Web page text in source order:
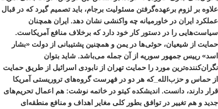
علاوه بر لزوم برعهده‌گرفتن مسئولیت برجام، باید تصمیم گیرد که در قبال
عملکرد ایران در خاورمیانه چه واکنشی نشان دهد. ایران همچنان
سیاست‌هایی را در دستور کار خود دارد که برخلاف منافع آمریکاست.
حمایت از شیعیان، حوثی‌ها در یمن و همچنین پشتیبانی‌ از دولت «بشار
اسد» رییس جمهور سوریه از آن جمله می‌باشد. شاید بتوان
نگران‌کننده‌ترین مورد را حمایت تهران از نابودی اسرائیل از طریق حمایت
از حماس و حزب‌الله_که هر دو در فهرست گروه‌های تروریستی آمریکا
قرار دارند، دانست. اندیشکده کیتو در خاتمه نوشت: هم اعمال تحریم‌های
جدید و هم تغییر در توافق بطور کلی مغایر اهداف و منافع منطقه‌ای